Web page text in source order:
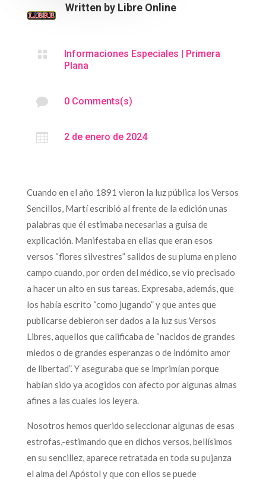
Written by Libre Online
 Informaciones Especiales | Primera
Plana
 0 Comments(s)
 2 de enero de 2024
Cuando en el año 1891 vieron la luz pública los Versos
Sencillos, Martí escribió al frente de la edición unas
palabras que él estimaba necesarias a guisa de
explicación. Manifestaba en ellas que eran esos
versos “flores silvestres” salidos de su pluma en pleno
campo cuando, por orden del médico, se vio precisado
a hacer un alto en sus tareas. Expresaba, además, que
los había escrito “como jugando” y que antes que
publicarse debieron ser dados a la luz sus Versos
Libres, aquellos que calificaba de “nacidos de grandes
miedos o de grandes esperanzas o de indómito amor
de libertad”. Y aseguraba que se imprimían porque
habían sido ya acogidos con afecto por algunas almas
afines a las cuales los leyera.
Nosotros hemos querido seleccionar algunas de esas
estrofas,-estimando que en dichos versos, bellísimos
en su sencillez, aparece retratada en toda su pujanza
el alma del Apóstol y que con ellos se puede